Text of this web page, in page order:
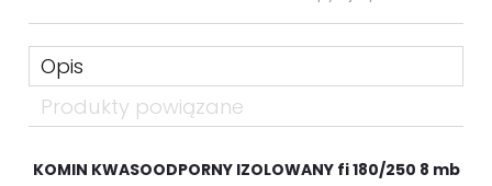
Opis
Produkty powiązane
KOMIN KWASOODPORNY IZOLOWANY fi 180/250 8 mb